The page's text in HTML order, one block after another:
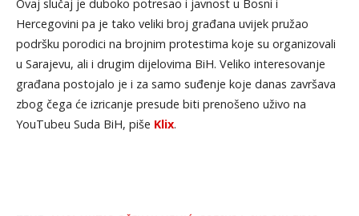
Ovaj slučaj je duboko potresao i javnost u Bosni i
Hercegovini pa je tako veliki broj građana uvijek pružao
podršku porodici na brojnim protestima koje su organizovali
u Sarajevu, ali i drugim dijelovima BiH. Veliko interesovanje
građana postojalo je i za samo suđenje koje danas završava
zbog čega će izricanje presude biti prenošeno uživo na
YouTubeu Suda BiH, piše Klix.